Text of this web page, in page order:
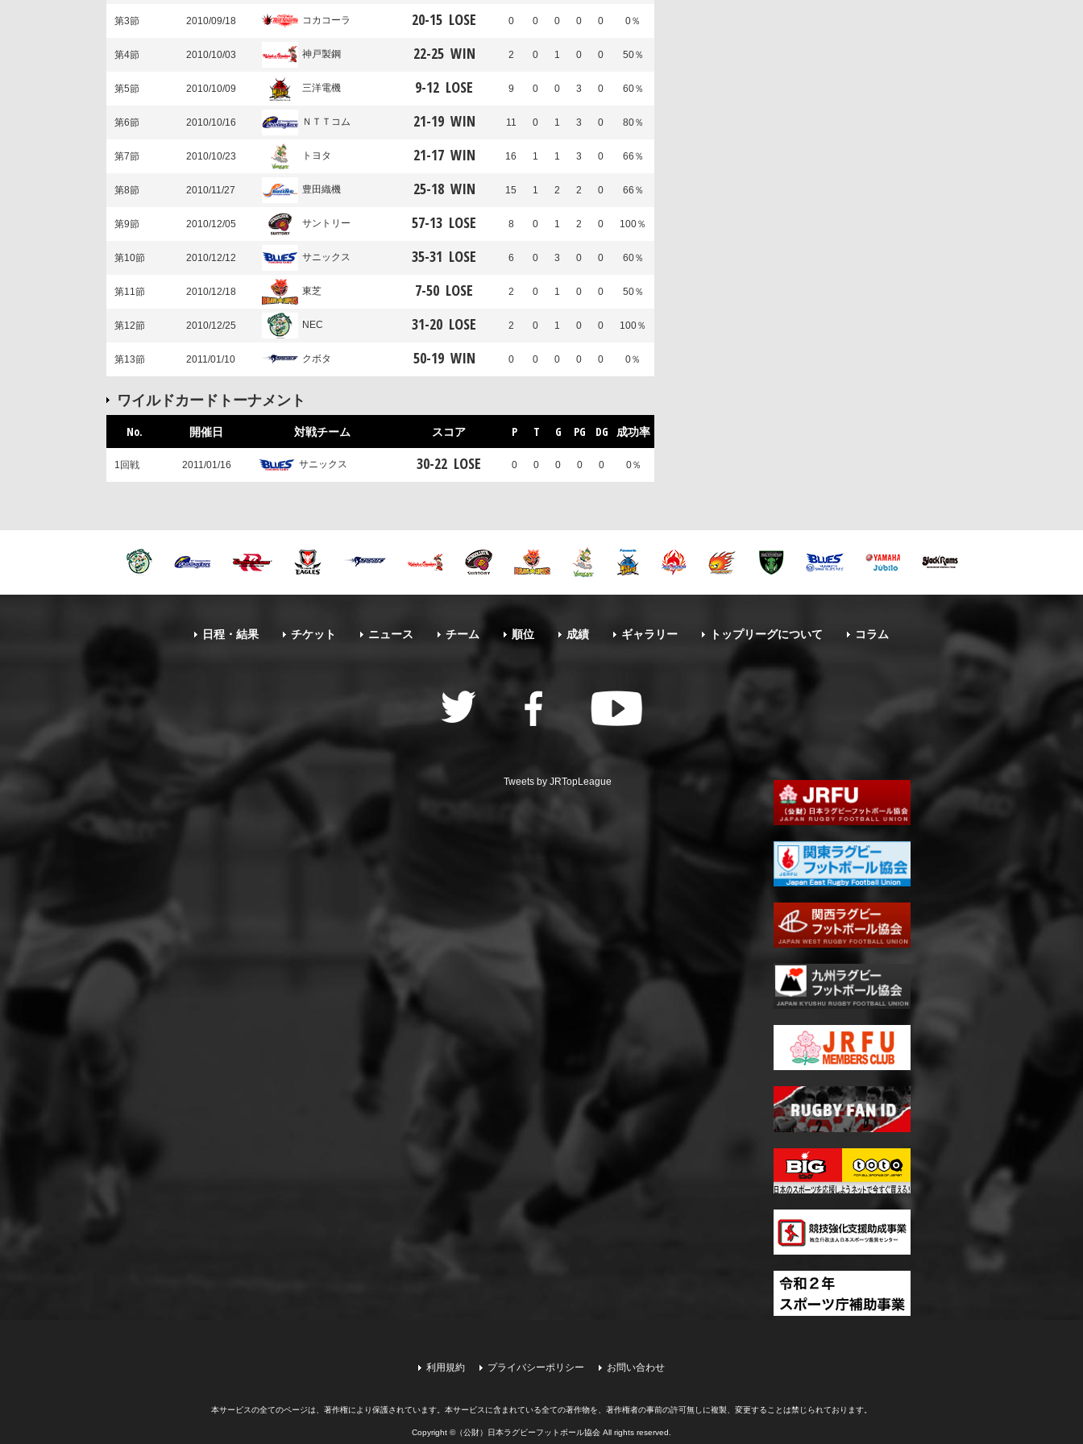
第3節 2010/09/18 コカコーラ 20-15 LOSE 0 0 0 0 0 0％
第4節 2010/10/03 神戸製鋼 22-25 WIN 2 0 1 0 0 50％
第5節 2010/10/09 三洋電機 9-12 LOSE 9 0 0 3 0 60％
第6節 2010/10/16 ＮＴＴコム 21-19 WIN 11 0 1 3 0 80％
第7節 2010/10/23 トヨタ 21-17 WIN 16 1 1 3 0 66％
第8節 2010/11/27 豊田織機 25-18 WIN 15 1 2 2 0 66％
第9節 2010/12/05 サントリー 57-13 LOSE 8 0 1 2 0 100％
第10節 2010/12/12 サニックス 35-31 LOSE 6 0 3 0 0 60％
第11節 2010/12/18 東芝 7-50 LOSE 2 0 1 0 0 50％
第12節 2010/12/25 NEC 31-20 LOSE 2 0 1 0 0 100％
第13節 2011/01/10 クボタ 50-19 WIN 0 0 0 0 0 0％
ワイルドカードトーナメント
No. 開催日 対戦チーム スコア P T G PG DG 成功率
1回戦 2011/01/16 サニックス 30-22 LOSE 0 0 0 0 0 0％
日程・結果 チケット ニュース チーム 順位 成績 ギャラリー トップリーグについて コラム
Tweets by JRTopLeague
利用規約 プライバシーポリシー お問い合わせ
本サービスの全てのページは、著作権により保護されています。 本サービスに含まれている全ての著作物を、著作権者の事前の許可無しに複製、変更することは禁じられております。
Copyright ©（公財）日本ラグビーフットボール協会 All rights reserved.